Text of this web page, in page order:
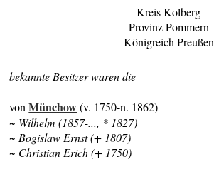
Kreis Kolberg
Provinz Pommern
Königreich Preußen
bekannte Besitzer waren die
vonMünchow(v. 1750-n. 1862)
~ Wilhelm (1857-..., * 1827)
~ Bogislaw Ernst (+ 1807)
~ Christian Erich (+ 1750)